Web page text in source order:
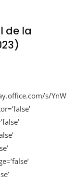
de la
s/YnW